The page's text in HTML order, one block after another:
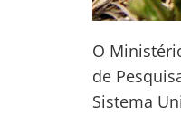
O
de
Sistema